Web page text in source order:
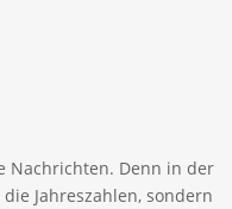
Nachrichten. Denn in der
Jahreszahlen, sondern